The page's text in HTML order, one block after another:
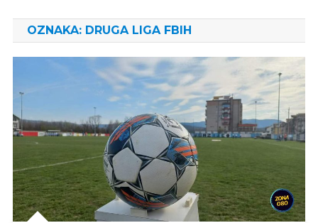
OZNAKA: DRUGA LIGA FBIH